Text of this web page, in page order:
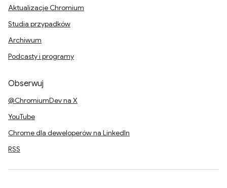
Aktualizacje Chromium
Studia przypadków
Archiwum
Podcasty i programy
Obserwuj
@ChromiumDev na X
YouTube
Chrome dla deweloperów na LinkedIn
RSS